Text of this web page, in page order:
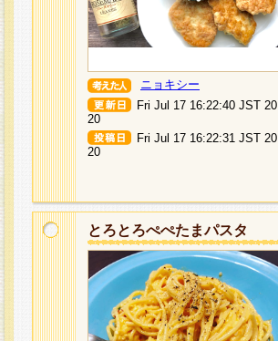
ニョキシー
Fri Jul 17 16:22:40 JST 20
20
Fri Jul 17 16:22:31 JST 20
20
とろとろぺぺたまパスタ